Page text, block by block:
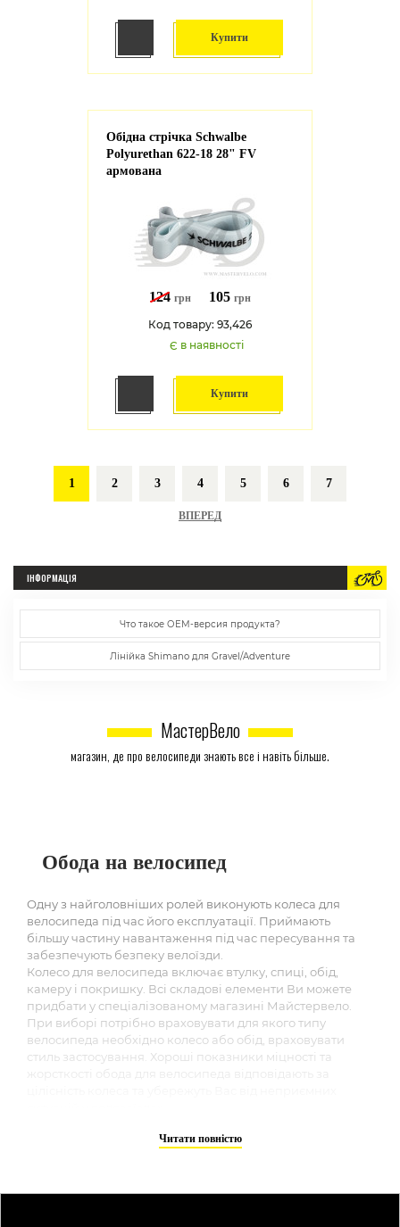
Купити
Обідна стрічка Schwalbe
Polyurethan 622-18 28" FV
армована
124 грн 105 грн
Код товару: 93,426
Є в наявності
Купити
1 2 3 4 5 6 7
ВПЕРЕД
ІНФОРМАЦІЯ
Что такое ОЕМ-версия продукта?
Лінійка Shimano для Gravel/Adventure
МастерВело
магазин, де про велосипеди знають все і навіть більше.
Обода на велосипед
Одну з найголовніших ролей виконують колеса для
велосипеда під час його експлуатації. Приймають
більшу частину навантаження під час пересування та
забезпечують безпеку велоїзди.
Колесо для велосипеда включає втулку, спиці, обід,
камеру і покришку. Всі складові елементи Ви можете
придбати у спеціалізованому магазині Майстервело.
При виборі потрібно враховувати для якого типу
велосипеда необхідно колесо або обід, враховувати
стиль застосування. Хороші показники міцності та
велосипеда стане актуальною, коли він постаріє та
сучасних коліс із різними параметрами дозволяють
Читати повністю